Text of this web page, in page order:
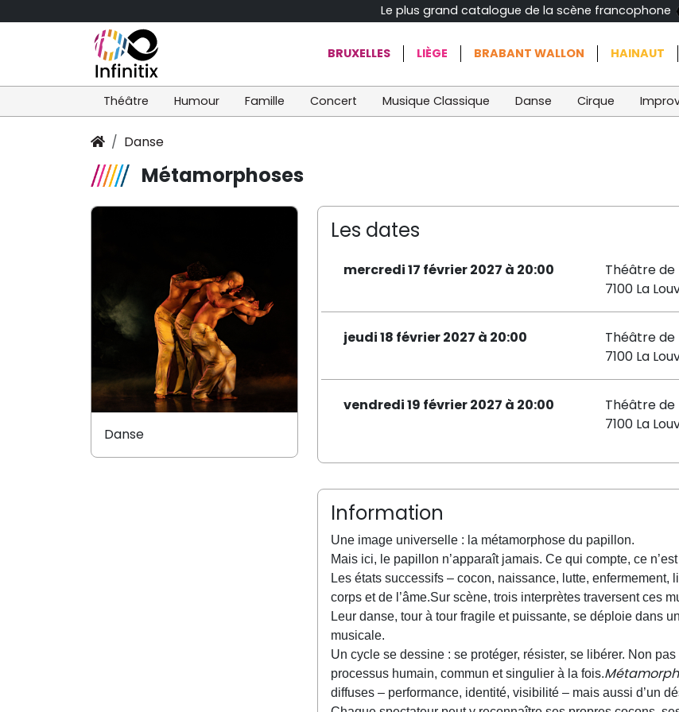
Le plus grand catalogue de la scène francophone
BRUXELLES LIÈGE BRABANT WALLON HAINAUT
Théâtre Humour Famille Concert Musique Classique Danse Cirque
Danse
Métamorphoses
Les dates
mercredi 17 février 2027 à 20:00
Théâtre de
7100 La
jeudi 18 février 2027 à 20:00
Théâtre de
7100 La
vendredi 19 février 2027 à 20:00
Théâtre de
7100 La
Information
Une image universelle : la métamorphose du papillon.
Mais ici, le papillon n’apparaît jamais. Ce qui compte, ce
Les états successifs – cocon, naissance, lutte,
corps et de l’âme.Sur scène, trois interprètes traversent ces
Leur danse, tour à tour fragile et puissante, se déploie dans
musicale.
Un cycle se dessine : se protéger, résister, se libérer. Non
processus humain, commun et singulier à la fois.
diffuses – performance, identité, visibilité – mais aussi d’un
Danse